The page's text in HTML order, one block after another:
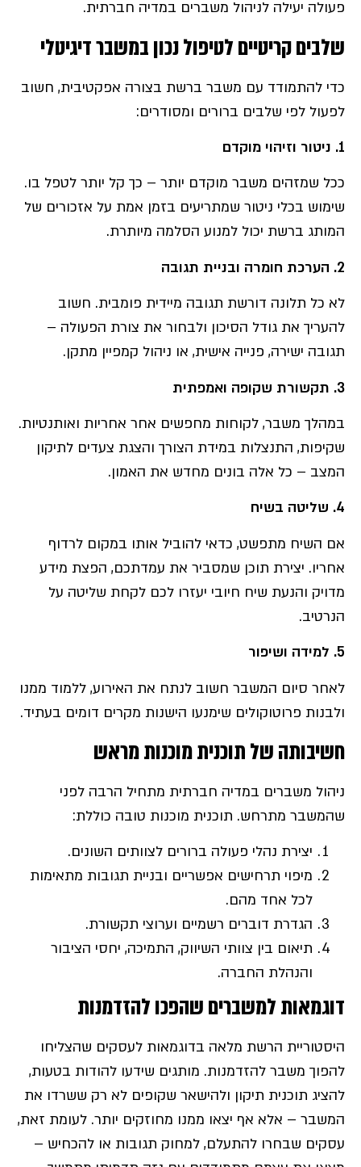
פעולה יעילה לניהול משברים במדיה חברתית.
שלבים קריטיים לטיפול נכון במשבר דיגיטלי
כדי להתמודד עם משבר ברשת בצורה אפקטיבית, חשוב
לפעול לפי שלבים ברורים ומסודרים:
1. ניטור וזיהוי מוקדם
ככל שמזהים משבר מוקדם יותר – כך קל יותר לטפל בו.
שימוש בכלי ניטור שמתריעים בזמן אמת על אזכורים של
המותג ברשת יכול למנוע הסלמה מיותרת.
2. הערכת חומרה ובניית תגובה
לא כל תלונה דורשת תגובה מיידית פומבית. חשוב
להעריך את גודל הסיכון ולבחור את צורת הפעולה –
תגובה ישירה, פנייה אישית, או ניהול קמפיין מתקן.
3. תקשורת שקופה ואמפתית
במהלך משבר, לקוחות מחפשים אחר אחריות ואותנטיות.
שקיפות, התנצלות במידת הצורך והצגת צעדים לתיקון
המצב – כל אלה בונים מחדש את האמון.
4. שליטה בשיח
אם השיח מתפשט, כדאי להוביל אותו במקום לרדוף
אחריו. יצירת תוכן שמסביר את עמדתכם, הפצת מידע
מדויק והנעת שיח חיובי יעזרו לכם לקחת שליטה על
הנרטיב.
5. למידה ושיפור
לאחר סיום המשבר חשוב לנתח את האירוע, ללמוד ממנו
ולבנות פרוטוקולים שימנעו הישנות מקרים דומים בעתיד.
חשיבותה של תוכנית מוכנות מראש
ניהול משברים במדיה חברתית מתחיל הרבה לפני
שהמשבר מתרחש. תוכנית מוכנות טובה כוללת:
יצירת נהלי פעולה ברורים לצוותים השונים.
מיפוי תרחישים אפשריים ובניית תגובות מתאימות
לכל אחד מהם.
הגדרת דוברים רשמיים וערוצי תקשורת.
תיאום בין צוותי השיווק, התמיכה, יחסי הציבור
והנהלת החברה.
דוגמאות למשברים שהפכו להזדמנות
היסטוריית הרשת מלאה בדוגמאות לעסקים שהצליחו
להפוך משבר להזדמנות. מותגים שידעו להודות בטעות,
להציג תוכנית תיקון ולהישאר שקופים לא רק ששרדו את
המשבר – אלא אף יצאו ממנו מחוזקים יותר. לעומת זאת,
עסקים שבחרו להתעלם, למחוק תגובות או להכחיש –